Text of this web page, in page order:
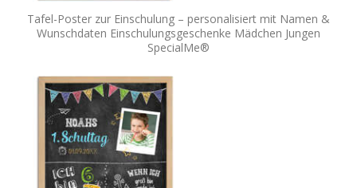
Tafel-Poster zur Einschulung – personalisiert mit Namen &
Wunschdaten Einschulungsgeschenke Mädchen Jungen
SpecialMe®